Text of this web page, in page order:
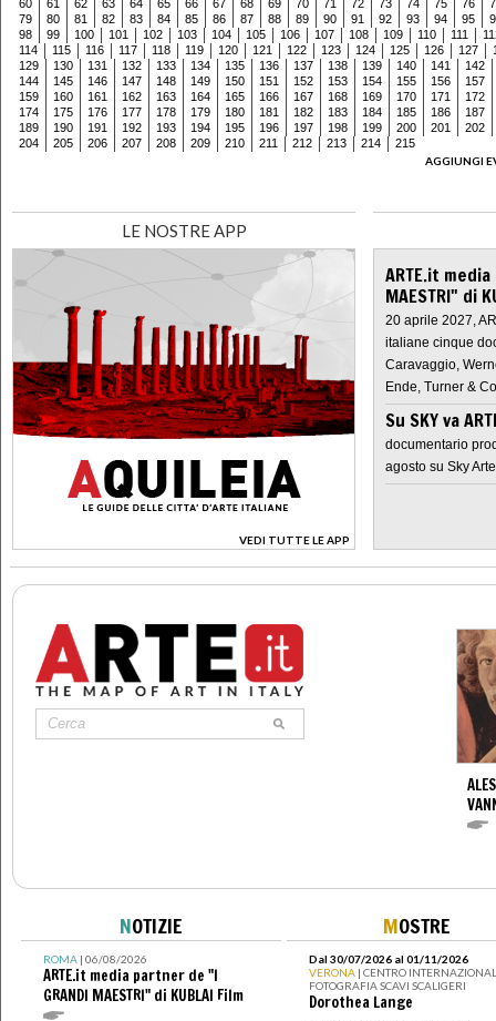
60 61 62 63 64 65 66 67 68 69 70 71 72 73 74 75 76
79
80 81 82 83 84 85 86 87 88 89 90 91 92 93 94 95
98
99 100 101 102 103 104 105 106 107 108 109 110 111
114
115 116 117 118 119 120 121 122 123 124 125 126 127
129
130 131 132 133 134 135 136 137 138 139 140 141
142
144
145 146 147 148 149 150 151 152 153 154 155 156
157
159
160 161 162 163 164 165 166 167 168 169 170 171
172
174
175 176 177 178 179 180 181 182 183 184 185 186
187
189
190 191 192 193 194 195 196 197 198 199 200 201
202
204
205 206 207 208 209 210 211 212 213 214
215
AGGIUNGI
LE NOSTRE APP
VEDI TUTTE LE APP
>
ARTE.it
MAESTRI" di
20 aprile 2027,
italiane cinque
Caravaggio,
Ende, Turner &
Su SKY va
documentario
agosto su Sky Arte
NOTIZIE
ROMA| 06/08/2026
ARTE.it media partner de "I
GRANDI MAESTRI" di KUBLAI Film
MOSTRE
Dal 30/07/2026 al 01/11/2026
VERONA | CENTRO
FOTOGRAFIA SCAVI SCALIGERI
Dorothea Lange